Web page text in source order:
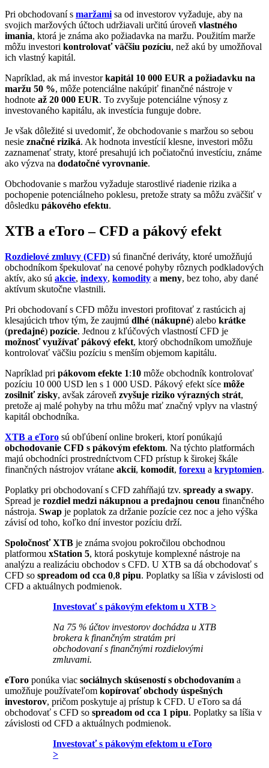
Pri obchodovaní s maržamisa od investorov vyžaduje, aby na
svojich maržových účtoch udržiavali určitú úroveň vlastného
imania, ktorá je známa ako požiadavka na maržu. Použitím marže
môžu investori kontrolovať väčšiu pozíciu, než akú by umožňoval
ich vlastný kapitál.
Napríklad, ak má investorkapitál 10 000 EUR a požiadavku na
maržu 50 %, môže potenciálne nakúpiť finančné nástroje v
hodnote až 20 000 EUR. To zvyšuje potenciálne výnosy z
investovaného kapitálu, ak investícia funguje dobre.
Je však dôležité si uvedomiť, že obchodovanie s maržou so sebou
nesie značné riziká. Ak hodnota investícií klesne, investori môžu
zaznamenať straty, ktoré presahujú ich počiatočnú investíciu, známe
ako výzva na dodatočné vyrovnanie.
Obchodovanie s maržou vyžaduje starostlivé riadenie rizika a
pochopenie potenciálneho poklesu, pretože straty sa môžu zväčšiť v
dôsledku pákového efektu.
XTB a eToro – CFD a pákový efekt
Rozdielové zmluvy (CFD) sú finančné deriváty, ktoré umožňujú
obchodníkom špekulovať na cenové pohyby rôznych podkladových
aktív, ako sú akcie, indexy, komodity a meny, bez toho, aby dané
aktívum skutočne vlastnili.
Pri obchodovaní s CFD môžu investori profitovať z rastúcich aj
klesajúcich trhov tým, že zaujmú dlhé (nákupné) alebo krátke
(predajné) pozície. Jednou z kľúčových vlastností CFD je
možnosť využívať pákový efekt, ktorý obchodníkom umožňuje
kontrolovať väčšiu pozíciu s menším objemom kapitálu.
Napríklad pri pákovom efekte 1:10 môže obchodník kontrolovať
pozíciu 10 000 USD len s 1 000 USD. Pákový efekt síce môže
zosilniť zisky, avšak zároveň zvyšuje riziko výrazných strát,
pretože aj malé pohyby na trhu môžu mať značný vplyv na vlastný
kapitál obchodníka.
XTB a eToro sú obľúbení online brokeri, ktorí ponúkajú
obchodovanie CFD s pákovým efektom. Na týchto platformách
majú obchodníci prostredníctvom CFD prístup k širokej škále
finančných nástrojov vrátane akcií, komodít, forexu a kryptomien.
Poplatky pri obchodovaní s CFD zahŕňajú tzv. spready a swapy.
Spread je rozdiel medzi nákupnou a predajnou cenou finančného
nástroja. Swap je poplatok za držanie pozície cez noc a jeho výška
závisí od toho, koľko dní investor pozíciu drží.
Spoločnosť XTB je známa svojou pokročilou obchodnou
platformou xStation 5, ktorá poskytuje komplexné nástroje na
analýzu a realizáciu obchodov s CFD. U XTB sa dá obchodovať s
CFD so spreadom od cca 0,8 pipu. Poplatky sa líšia v závislosti od
CFD a aktuálnych podmienok.
Investovať s pákovým efektom u XTB >
Na 75 % účtov investorov dochádza u XTB
brokera k finančným stratám pri
obchodovaní s finančnými rozdielovými
zmluvami.
eToro ponúka viac sociálnych skúseností s obchodovaním a
umožňuje používateľom kopírovať obchody úspešných
investorov, pričom poskytuje aj prístup k CFD. U eToro sa dá
obchodovať s CFD so spreadom od cca 1 pipu. Poplatky sa líšia v
závislosti od CFD a aktuálnych podmienok.
Investovať s pákovým efektom u eToro
>